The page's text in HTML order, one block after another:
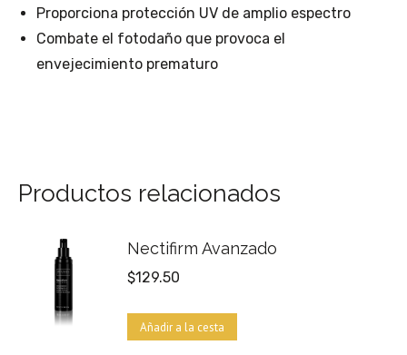
Proporciona protección UV de amplio espectro
Combate el fotodaño que provoca el
envejecimiento prematuro
Productos relacionados
Nectifirm Avanzado
$129.50
Añadir a la cesta